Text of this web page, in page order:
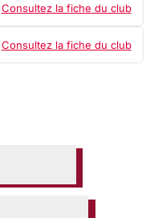
Consultez la fiche du club
Consultez la fiche du club